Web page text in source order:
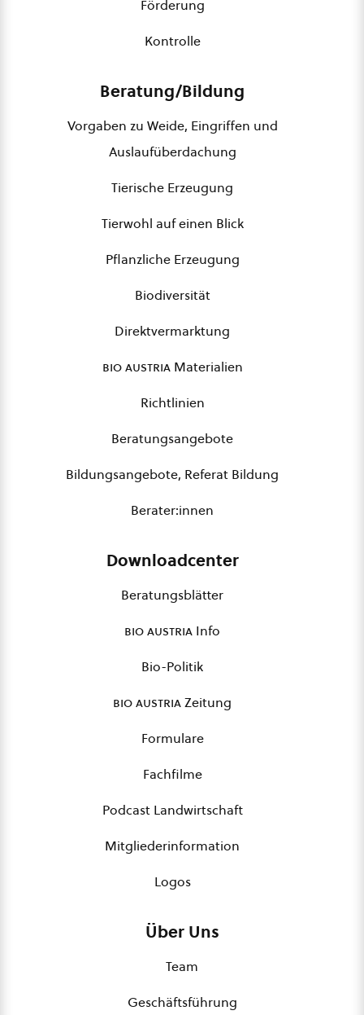
Förderung
Kontrolle
Beratung/Bildung
Vorgaben zu Weide, Eingriffen und
Auslaufüberdachung
Tierische Erzeugung
Tierwohl auf einen Blick
Pflanzliche Erzeugung
Biodiversität
Direktvermarktung
bio austriaMaterialien
Richtlinien
Beratungsangebote
Bildungsangebote, Referat Bildung
Berater:innen
Downloadcenter
Beratungsblätter
bio austria Info
Bio-Politik
bio austriaZeitung
Formulare
Fachfilme
Podcast Landwirtschaft
Mitgliederinformation
Logos
Über Uns
Team
Geschäftsführung